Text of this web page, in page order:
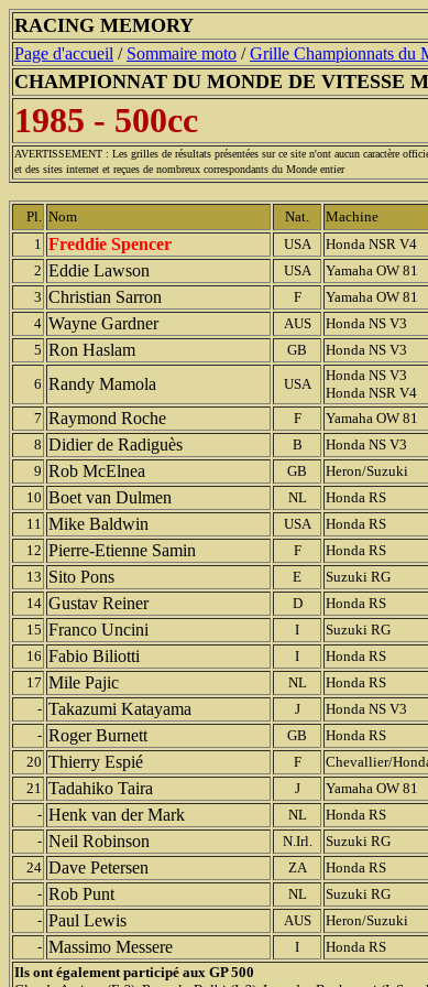
RACING MEMORY
Page d'accueil / Sommaire moto /Grille Championnats du
CHAMPIONNAT DU MONDE DE VITESSE
1985 - 500cc
AVERTISSEMENT : Les grilles de résultats présentées sur ce site n'ont aucun caractère
et des sites internet et reçues de nombreux correspondants du
Pl. Nom Nat. Machine
1 Freddie Spencer USA Honda NSR V4
2 Eddie Lawson USA Yamaha OW 81
3 Christian Sarron F Yamaha OW 81
4 Wayne Gardner AUS Honda NS V3
5 Ron Haslam GB Honda NS V3
6 Randy Mamola USA
Honda NS V3
Honda NSR V4
7 Raymond Roche F Yamaha OW 81
8 Didier de Radiguès B Honda NS V3
9 Rob McElnea GB Heron/Suzuki
10 Boet van Dulmen NL Honda RS
11 Mike Baldwin USA Honda RS
12 Pierre-Etienne Samin F Honda RS
13 Sito Pons E Suzuki RG
14 Gustav Reiner D Honda RS
15 Franco Uncini I Suzuki RG
16 Fabio Biliotti I Honda RS
17 Mile Pajic NL Honda RS
- Takazumi Katayama J Honda NS V3
- Roger Burnett GB Honda RS
20 Thierry Espié F Chevallier/
21 Tadahiko Taira J Yamaha OW 81
- Henk van der Mark NL Honda RS
- Neil Robinson N.Irl. Suzuki RG
24 Dave Petersen ZA Honda RS
- Rob Punt NL Suzuki RG
- Paul Lewis AUS Heron/Suzuki
- Massimo Messere I Honda RS
Ils ont également participé aux GP 500